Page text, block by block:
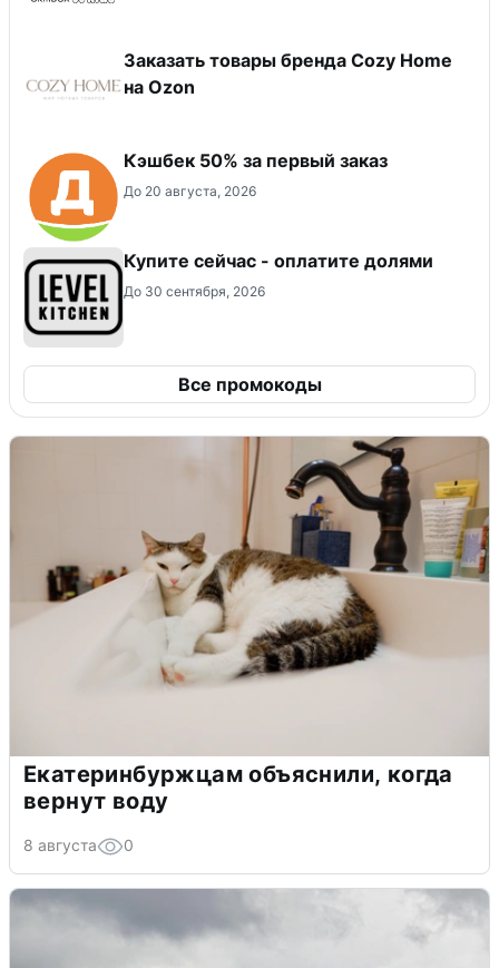
Заказать товары бренда Cozy Home
на Ozon
Кэшбек 50% за первый заказ
До 20 августа, 2026
Купите сейчас - оплатите долями
До 30 сентября, 2026
Все промокоды
Екатеринбуржцам объяснили, когда
вернут воду
8 августа 0